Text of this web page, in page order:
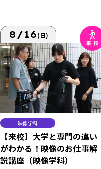
8/16(日)
映像学科
【来校】大学と専門の違い
がわかる！映像のお仕事解
説講座（映像学科）